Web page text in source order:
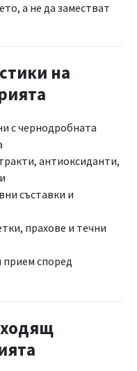
а не да заместват
на
с чернодробната
антиоксиданти,
съставки и
прахове и течни
прием според